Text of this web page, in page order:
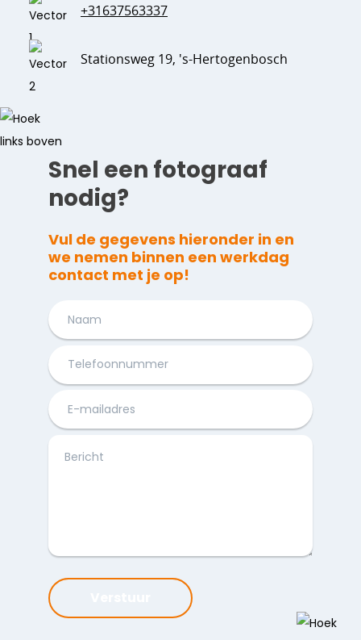
+31637563337
Stationsweg 19, 's-Hertogenbosch
Snel een fotograaf
nodig?
Vul de gegevens hieronder in en
we nemen binnen een werkdag
contact met je op!